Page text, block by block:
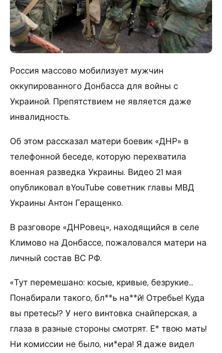
Россия массово мобилизует мужчин
оккупированного Донбасса для войны с
Украиной. Препятствием не является даже
инвалидность.
Об этом рассказал матери боевик «ДНР» в
телефонной беседе, которую перехватила
военная разведка Украины. Видео 21 мая
опубликовал вYouTube советник главы МВД
Украины Антон Геращенко.
В разговоре «ДНРовец», находящийся в селе
Климово на Донбассе, пожаловался матери на
личный состав ВС РФ.
«Тут перемешано: косые, кривые, безрукие…
Понабирали такого, бл**ь на**й! Отребье! Куда
вы претесь!? У него винтовка снайперская, а
глаза в разные стороны смотрят. Е* твою мать!
Ни комиссии не было, ни*ера! Я даже видел